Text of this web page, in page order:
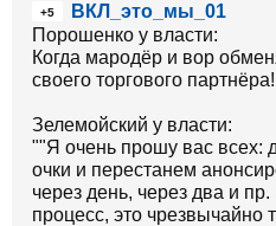
+5
ВКЛ_это_мы_01
Порошенко у власти:
Когда мародёр и вор
своего торгового
Зелемойский у власти:
""Я очень прошу вас всех:
очки и перестанем
через день, через два и
процесс, это чрезвычайно